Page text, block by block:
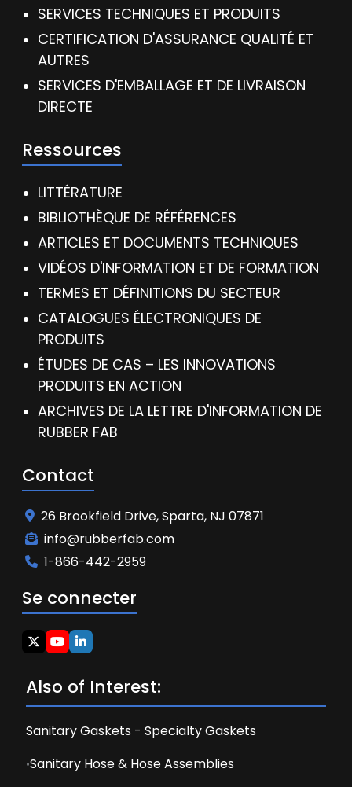
SERVICES TECHNIQUES ET PRODUITS
CERTIFICATION D'ASSURANCE QUALITÉ ET
AUTRES
SERVICES D'EMBALLAGE ET DE LIVRAISON
DIRECTE
Ressources
LITTÉRATURE
BIBLIOTHÈQUE DE RÉFÉRENCES
ARTICLES ET DOCUMENTS TECHNIQUES
VIDÉOS D'INFORMATION ET DE FORMATION
TERMES ET DÉFINITIONS DU SECTEUR
CATALOGUES ÉLECTRONIQUES DE
PRODUITS
ÉTUDES DE CAS – LES INNOVATIONS
PRODUITS EN ACTION
ARCHIVES DE LA LETTRE D'INFORMATION DE
RUBBER FAB
Contact
26 Brookfield Drive, Sparta, NJ 07871
info@rubberfab.com
1-866-442-2959
Se connecter
Also of Interest:
Sanitary Gaskets - Specialty Gaskets
Sanitary Hose & Hose Assemblies